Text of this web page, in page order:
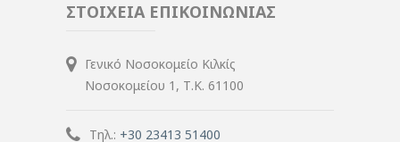
ΣΤΟΙΧΕΙΑ ΕΠΙΚΟΙΝΩΝΙΑΣ
Γενικό Νοσοκομείο Κιλκίς
Νοσοκομείου 1, Τ.Κ. 61100
Τηλ.: +30 23413 51400